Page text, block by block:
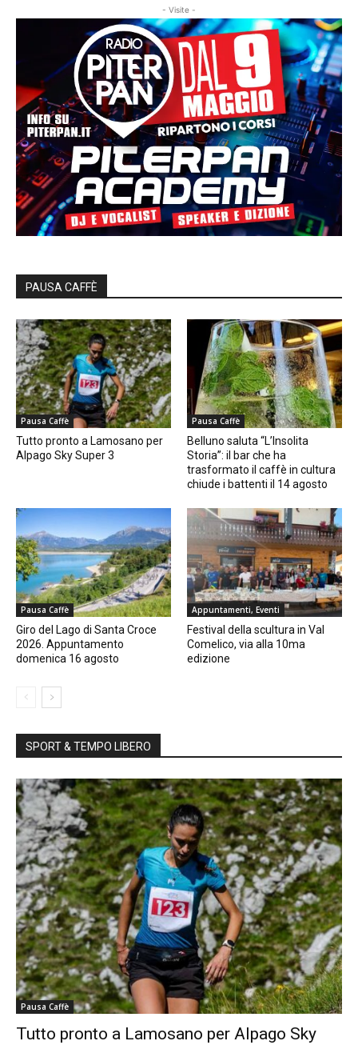
- Visite -
PAUSA CAFFÈ
Pausa Caffè
Tutto pronto a Lamosano per
Alpago Sky Super 3
Pausa Caffè
Belluno saluta “L’Insolita
Storia”: il bar che ha
trasformato il caffè in cultura
chiude i battenti il 14 agosto
Pausa Caffè
Giro del Lago di Santa Croce
2026. Appuntamento
domenica 16 agosto
Appuntamenti, Eventi
Festival della scultura in Val
Comelico, via alla 10ma
edizione
SPORT & TEMPO LIBERO
Pausa Caffè
Tutto pronto a Lamosano per Alpago Sky